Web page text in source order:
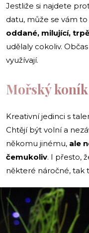
Jestliže si najdete
datu, může se vám to
oddané, milující,
udělaly cokoliv.
využívají.
Mořský koník
Kreativní jedinci s
Chtějí být volní a
někomu jinému, ale
čemukoliv. I přesto,
některé náročné, tak